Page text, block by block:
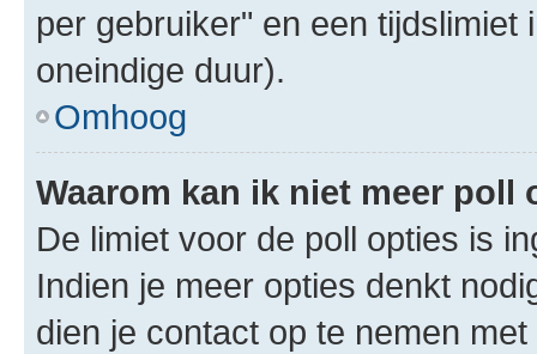
per gebruiker" en een
oneindige duur).
Omhoog
Waarom kan ik niet meer poll
De limiet voor de poll opties is
Indien je meer opties denkt
dien je contact op te nemen